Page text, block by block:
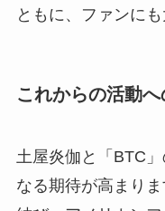
ともに、ファンに
これからの活動
土屋炎伽と「BTC
なる期待が高まり